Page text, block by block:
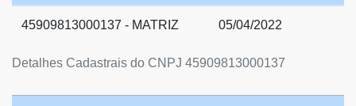
Detalhes Cadastrais do CNPJ 45909813000137
45909813000137 - MATRIZ 05/04/2022